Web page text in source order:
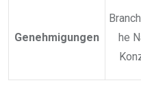
Genehmigungen
he